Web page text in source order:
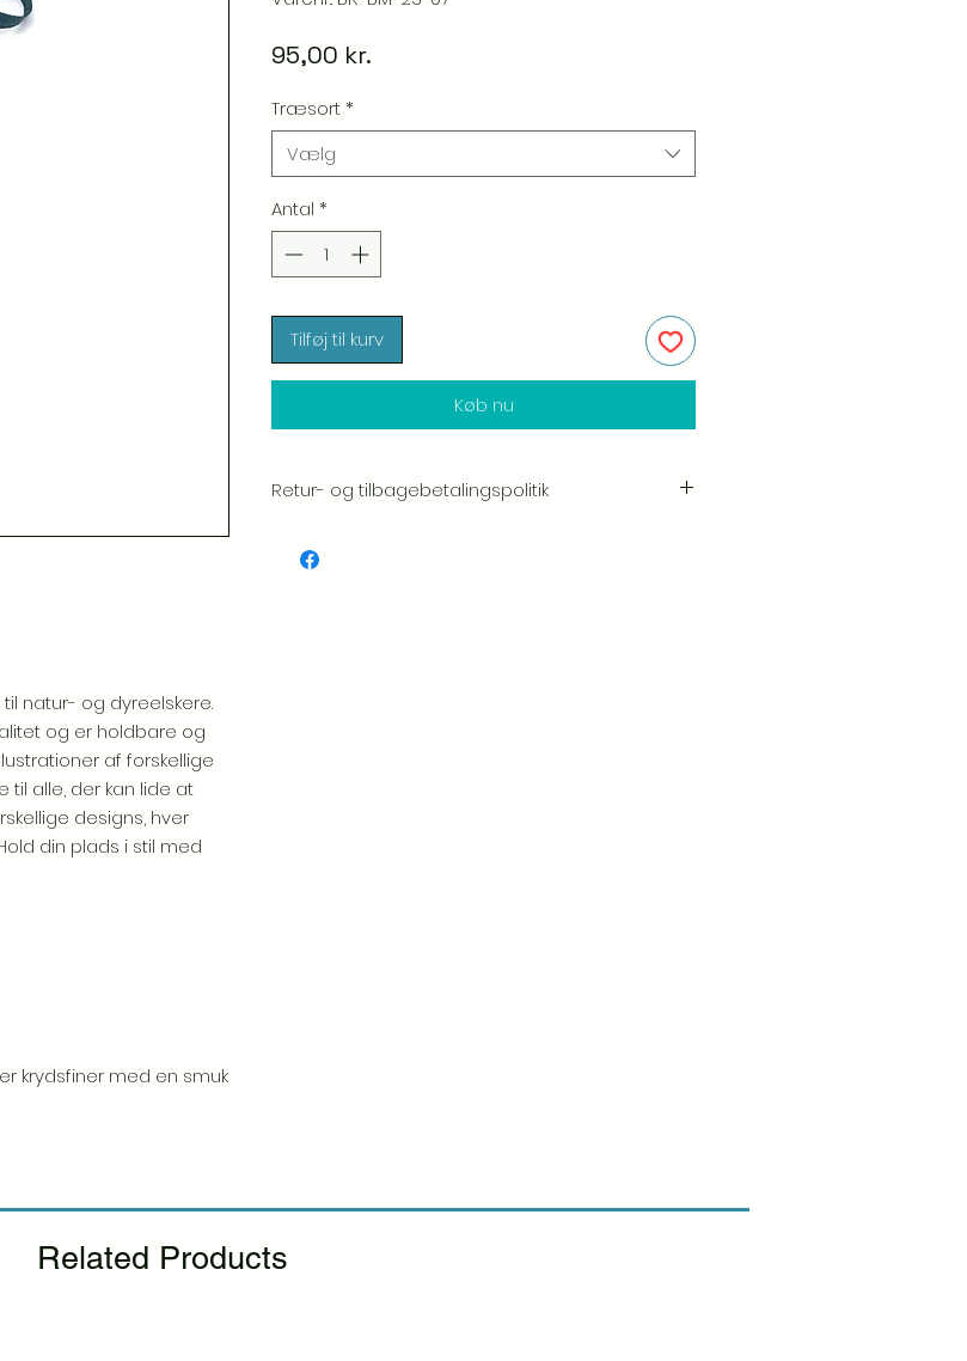
natur- og dyreelskere.
og er holdbare og
af forskellige
til alle, der kan lide at
designs, hver
din plads i stil med
krydsfiner med en smuk
95,00 kr.
Træsort*
Vælg
Antal *
Tilføj til kurv
Køb nu
Retur- og tilbagebetalingspolitik
hver vare. Din tilfredshed er vores højeste prioritet, og vi
Related Products